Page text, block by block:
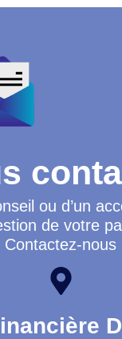
ou d’un
de votre
Contactez-nous